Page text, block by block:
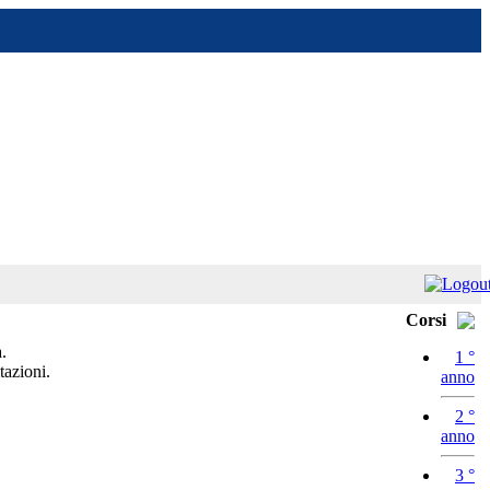
Corsi
1 °
anno
2 °
anno
3 °